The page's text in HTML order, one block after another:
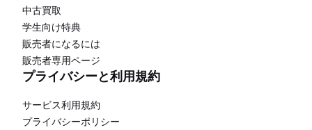
中古買取
学生向け特典
販売者になるには
販売者専用ページ
プライバシーと利用規約
サービス利用規約
プライバシーポリシー